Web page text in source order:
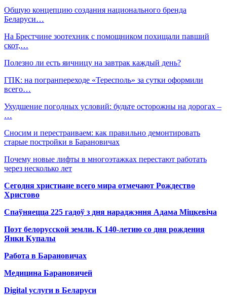
Общую концепцию создания национального бренда
Беларуси…
На Брестчине зоотехник с помощником похищали павший
скот,…
Полезно ли есть яичницу на завтрак каждый день?
ГПК: на погранпереходе «Тересполь» за сутки оформили
всего…
Ухудшение погодных условий: будьте осторожны на дорогах –
…
Сносим и перестраиваем: как правильно демонтировать
старые постройки в Барановичах
Почему новые лифты в многоэтажках перестают работать
через несколько лет
Сегодня христиане всего мира отмечают Рождество
Христово
Спаўняецца 225 гадоў з дня нараджэння Адама Міцкевіча
Поэт белорусской земли. К 140-летию со дня рождения
Янки Купалы
Работа в Барановичах
Медицина Барановичей
Digital услуги в Беларуси